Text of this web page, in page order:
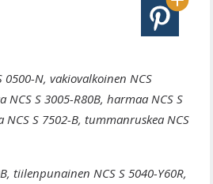
0500-N, vakiovalkoinen NCS
NCS S 3005-R80B, harmaa NCS S
S 7502-B, tummanruskea NCS
tiilenpunainen NCS S 5040-Y60R,